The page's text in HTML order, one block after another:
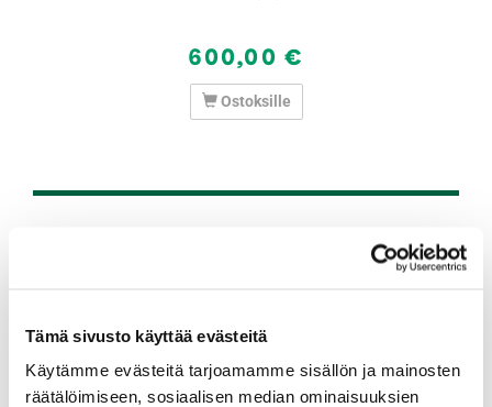
Tämä sivusto käyttää evästeitä
Käytämme evästeitä tarjoamamme sisällön ja mainosten
räätälöimiseen, sosiaalisen median ominaisuuksien
600,00 €
Ostoksille